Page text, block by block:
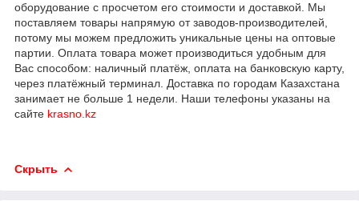
оборудование с просчетом его стоимости и доставкой. Мы
поставляем товары напрямую от заводов-производителей,
потому мы можем предложить уникальные цены на оптовые
партии. Оплата товара может производиться удобным для
Вас способом: наличный платёж, оплата на банковскую карту,
через платёжный терминал. Доставка по городам Казахстана
занимает не больше 1 недели. Наши телефоны указаны на
сайте krasno.kz
Скрыть